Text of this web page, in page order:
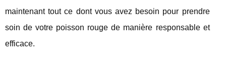
maintenant tout ce dont vous avez besoin pour prendre
soin de votre poisson rouge de manière responsable et
efficace.